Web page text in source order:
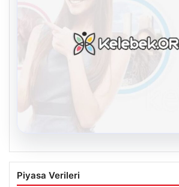
Kelebek chat adresi İle
İletişimin Sertifikalı Adresi Ve
Piyasa Verileri